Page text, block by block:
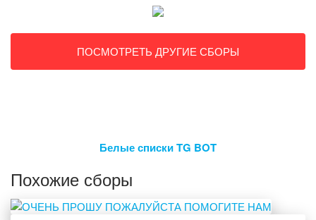
ПОСМОТРЕТЬ ДРУГИЕ СБОРЫ
Белые списки TG BOT
Похожие сборы